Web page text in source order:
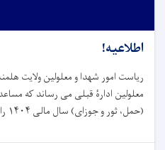
اطلاعیه!
ریاست امور شهدا و معلولین ولایت
معلولین ادارۀ قبلی می رساند که
(حمل، ثور و جوزای) سال مالی ۱۴۰۴